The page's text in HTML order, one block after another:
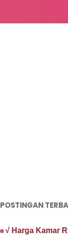
POSTINGAN
√ Harga Kamar